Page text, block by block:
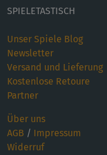
SPIELETASTISCH
Unser Spiele Blog
Newsletter
Versand und Lieferung
Kostenlose Retoure
Partner
Über uns
AGB / Impressum
Widerruf